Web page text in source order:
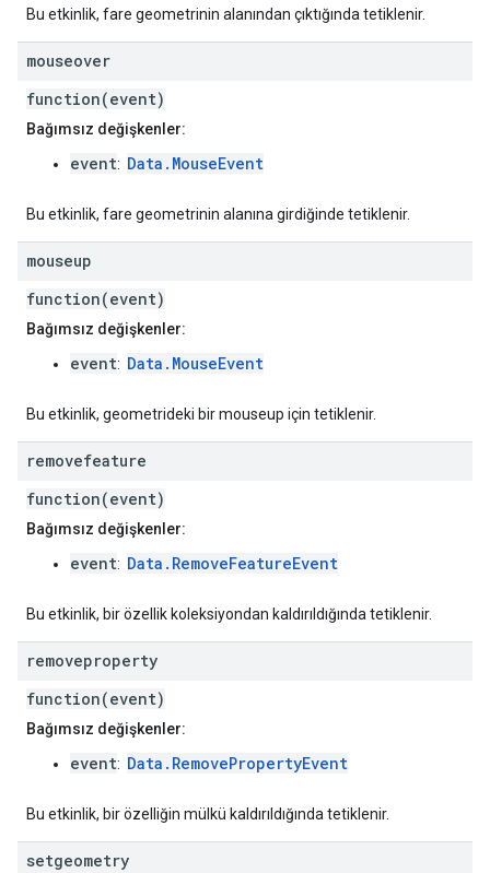
Bu etkinlik, fare geometrinin alanından çıktığında tetiklenir.
mouseover
function(event)
Bağımsız değişkenler:
event: Data.MouseEvent
Bu etkinlik, fare geometrinin alanına girdiğinde tetiklenir.
mouseup
function(event)
Bağımsız değişkenler:
event: Data.MouseEvent
Bu etkinlik, geometrideki bir mouseup için tetiklenir.
removefeature
function(event)
Bağımsız değişkenler:
event: Data.RemoveFeatureEvent
Bu etkinlik, bir özellik koleksiyondan kaldırıldığında tetiklenir.
removeproperty
function(event)
Bağımsız değişkenler:
event: Data.RemovePropertyEvent
Bu etkinlik, bir özelliğin mülkü kaldırıldığında tetiklenir.
setgeometry